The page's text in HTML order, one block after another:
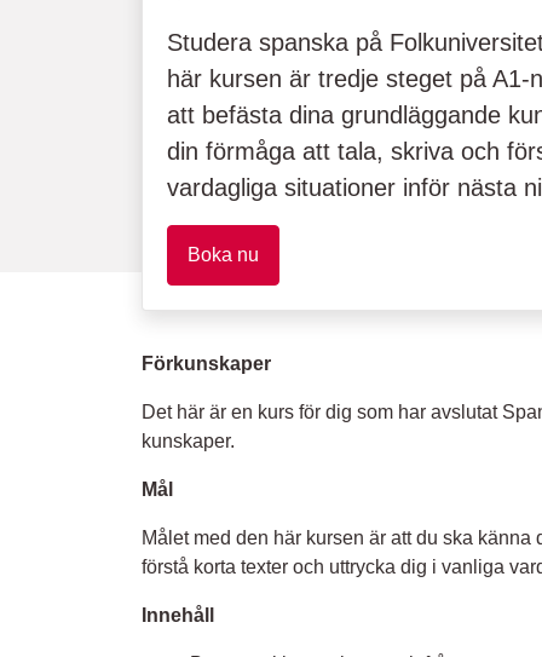
Studera spanska på
här kursen är tredje steget på A1-
att befästa dina grundläggande
din förmåga att tala, skriva och
vardagliga situationer inför nästa
Boka nu
Förkunskaper
Det här är en kurs för dig som har avslutat
kunskaper.
Mål
Målet med den här kursen är att du ska
förstå korta texter och uttrycka dig i vanliga
Innehåll